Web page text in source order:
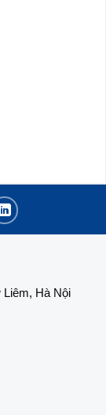
Liêm, Hà Nội